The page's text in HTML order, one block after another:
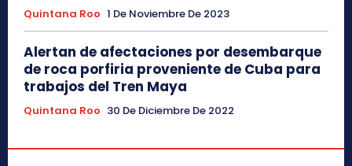
Quintana Roo 1 De Noviembre De 2023
Alertan de afectaciones por desembarque
de roca porfiria proveniente de Cuba para
trabajos del Tren Maya
Quintana Roo 30 De Diciembre De 2022